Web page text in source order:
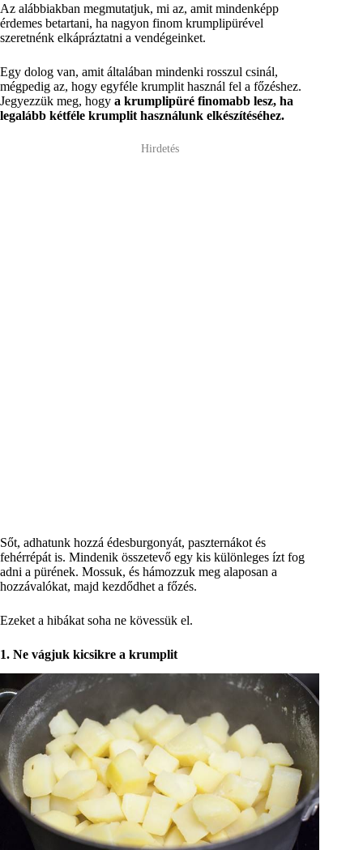
Az alábbiakban megmutatjuk, mi az, amit mindenképp
érdemes betartani, ha nagyon finom krumplipürével
szeretnénk elkápráztatni a vendégeinket.
Egy dolog van, amit általában mindenki rosszul csinál,
mégpedig az, hogy egyféle krumplit használ fel a főzéshez.
Jegyezzük meg, hogy a krumplipüré finomabb lesz, ha
legalább kétféle krumplit használunk elkészítéséhez.
Hirdetés
Sőt, adhatunk hozzá édesburgonyát, paszternákot és
fehérrépát is. Mindenik összetevő egy kis különleges ízt fog
adni a pürének. Mossuk, és hámozzuk meg alaposan a
hozzávalókat, majd kezdődhet a főzés.
Ezeket a hibákat soha ne kövessük el.
1. Ne vágjuk kicsikre a krumplit